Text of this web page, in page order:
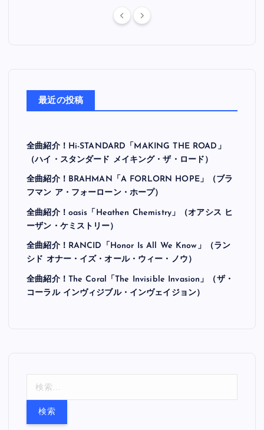
最近の投稿
全曲紹介！Hi-STANDARD「MAKING THE ROAD」
（ハイ・スタンダード メイキング・ザ・ロード）
全曲紹介！BRAHMAN「A FORLORN HOPE」（ブラ
フマン ア・フォーローン・ホープ）
全曲紹介！oasis「Heathen Chemistry」（オアシス ヒ
ーザン・ケミストリー）
全曲紹介！RANCID「Honor Is All We Know」（ラン
シド オナー・イズ・オール・ウィー・ノウ）
全曲紹介！The Coral「The Invisible Invasion」（ザ・
コーラル インヴィジブル・インヴェイジョン）